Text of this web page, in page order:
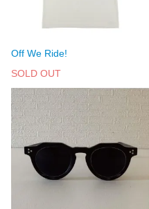
Off We Ride!
SOLD OUT